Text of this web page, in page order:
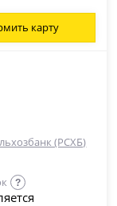
карту
(РСХБ)
?